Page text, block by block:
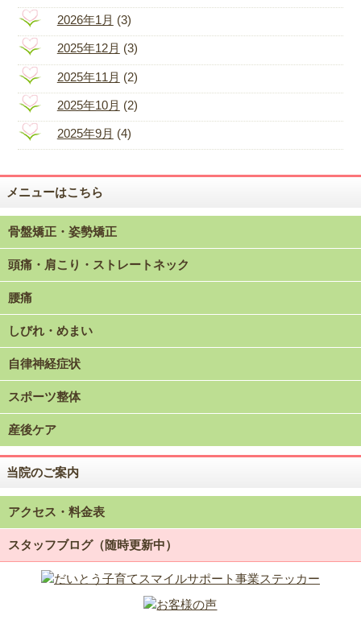
2026年1月 (3)
2025年12月 (3)
2025年11月 (2)
2025年10月 (2)
2025年9月 (4)
メニューはこちら
骨盤矯正・姿勢矯正
頭痛・肩こり・ストレートネック
腰痛
しびれ・めまい
自律神経症状
スポーツ整体
産後ケア
当院のご案内
アクセス・料金表
スタッフブログ（随時更新中）